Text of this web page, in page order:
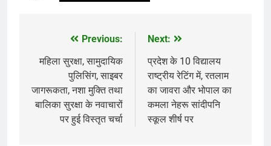
navigation
Previous:
महिला सुरक्षा, सामुदायिक
पुलिसिंग, साइबर
जागरूकता, नशा मुक्ति तथा
बालिका सुरक्षा के नवाचारों
पर हुई विस्तृत चर्चा
Next:
प्रदेश के 10 विद्यालय
राष्ट्रीय रेटिंग में, रतलाम
का जावरा और भोपाल का
कमला नेहरू सांदीपनि
स्कूल शीर्ष पर